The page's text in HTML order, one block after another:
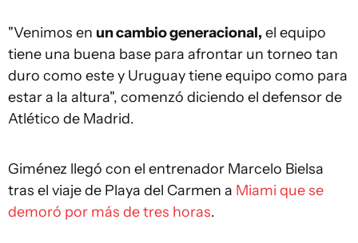
"Venimos en un cambio generacional, el equipo
tiene una buena base para afrontar un torneo tan
duro como este y Uruguay tiene equipo como para
estar a la altura", comenzó diciendo el defensor de
Atlético de Madrid.
Giménez llegó con el entrenador Marcelo Bielsa
tras el viaje de Playa del Carmen a Miami que se
demoró por más de tres horas.